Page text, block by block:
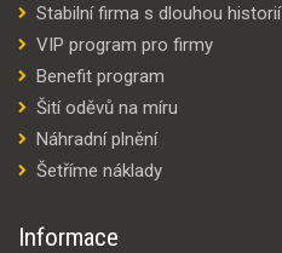
Stabilní firma s dlouhou historií
VIP program pro firmy
Benefit program
Šití oděvů na míru
Náhradní plnění
Šetříme náklady
Informace